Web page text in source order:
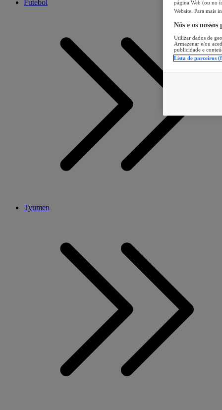
Futebol
Tyumen
página Web (ou no
Website. Para mais
Nós e os
Utilizar dados de
Armazenar e/ou
publicidade e
Lista de parceiros